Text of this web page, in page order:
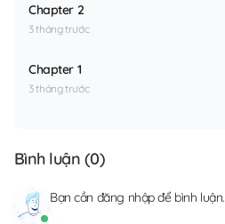
Chapter 2
3 tháng trước
Chapter 1
3 tháng trước
Bình luận (0)
Bạn cần đăng nhậpđể bình luận.